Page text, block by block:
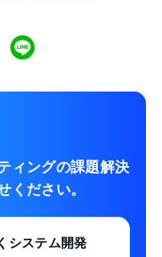
ィングの課題解決
ください。
システム開発